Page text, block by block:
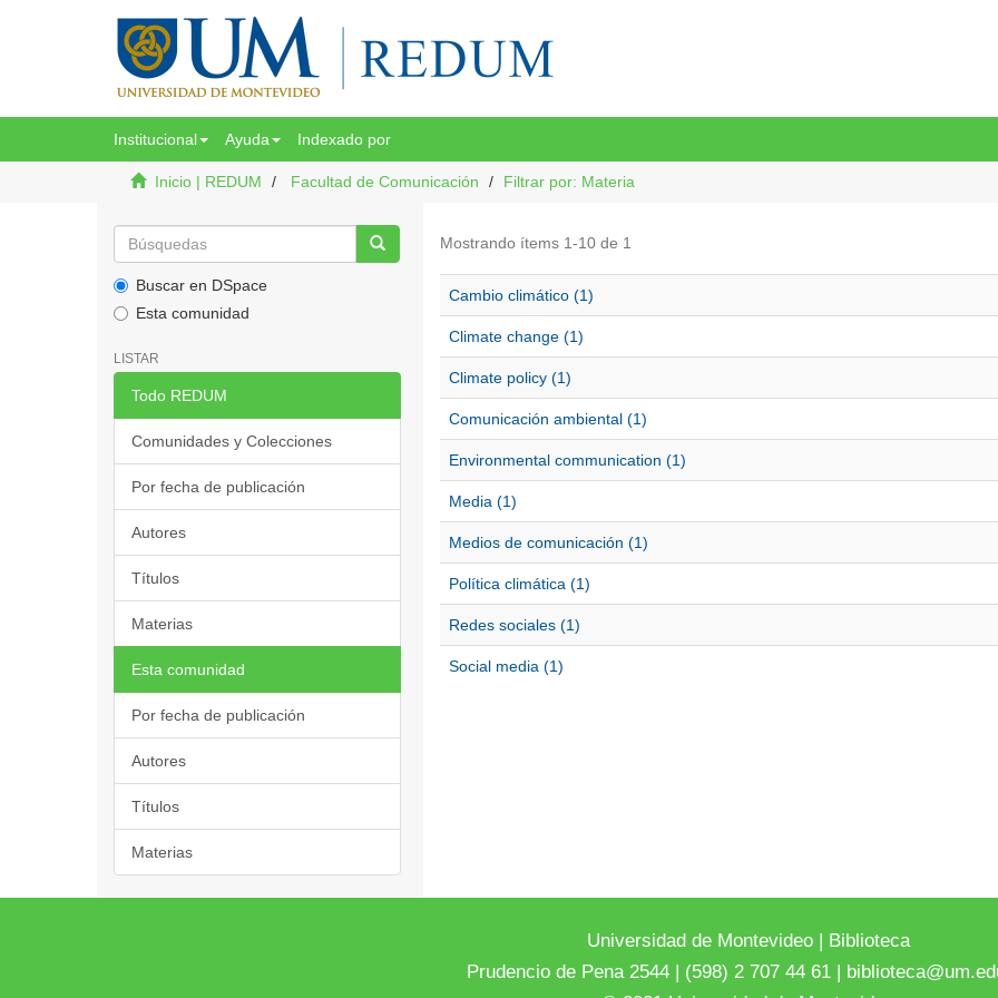
Institucional Ayuda Indexado por
Inicio | REDUM Facultad de Comunicación Filtrar por: Materia
Buscar en DSpace
Esta comunidad
LISTAR
Todo REDUM
Comunidades y Colecciones
Por fecha de publicación
Autores
Títulos
Materias
Esta comunidad
Por fecha de publicación
Autores
Títulos
Materias
Mostrando ítems 1-10 de 1
Cambio climático (1)
Climate change (1)
Climate policy (1)
Comunicación ambiental (1)
Environmental communication (1)
Media (1)
Medios de comunicación (1)
Política climática (1)
Redes sociales (1)
Social media (1)
Universidad de Montevideo | Biblioteca
Prudencio de Pena 2544 | (598) 2 707 44 61 |